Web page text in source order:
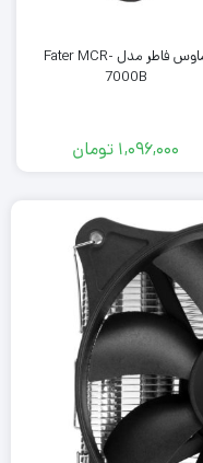
ماوس فاطر مدل Fater MCR-
7000B
1,096,000 تومان